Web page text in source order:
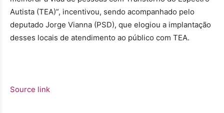
Autista (TEA)”, incentivou, sendo acompanhado pelo
deputado Jorge Vianna (PSD), que elogiou a implantação
desses locais de atendimento ao público com TEA.
Source link